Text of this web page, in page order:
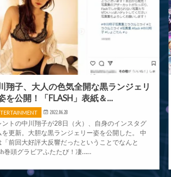
翔子、大人の色気全開な黒ランジェリ
を公開！「FLASH」表紙＆...
2022.06.28
ントの中川翔子が28日（火）、自身のインスタグ
を更新。大胆な黒ランジェリー姿を公開した。 中
「前回大好評大反響だったということでなんと
巻頭グラビアふたたび！凄……